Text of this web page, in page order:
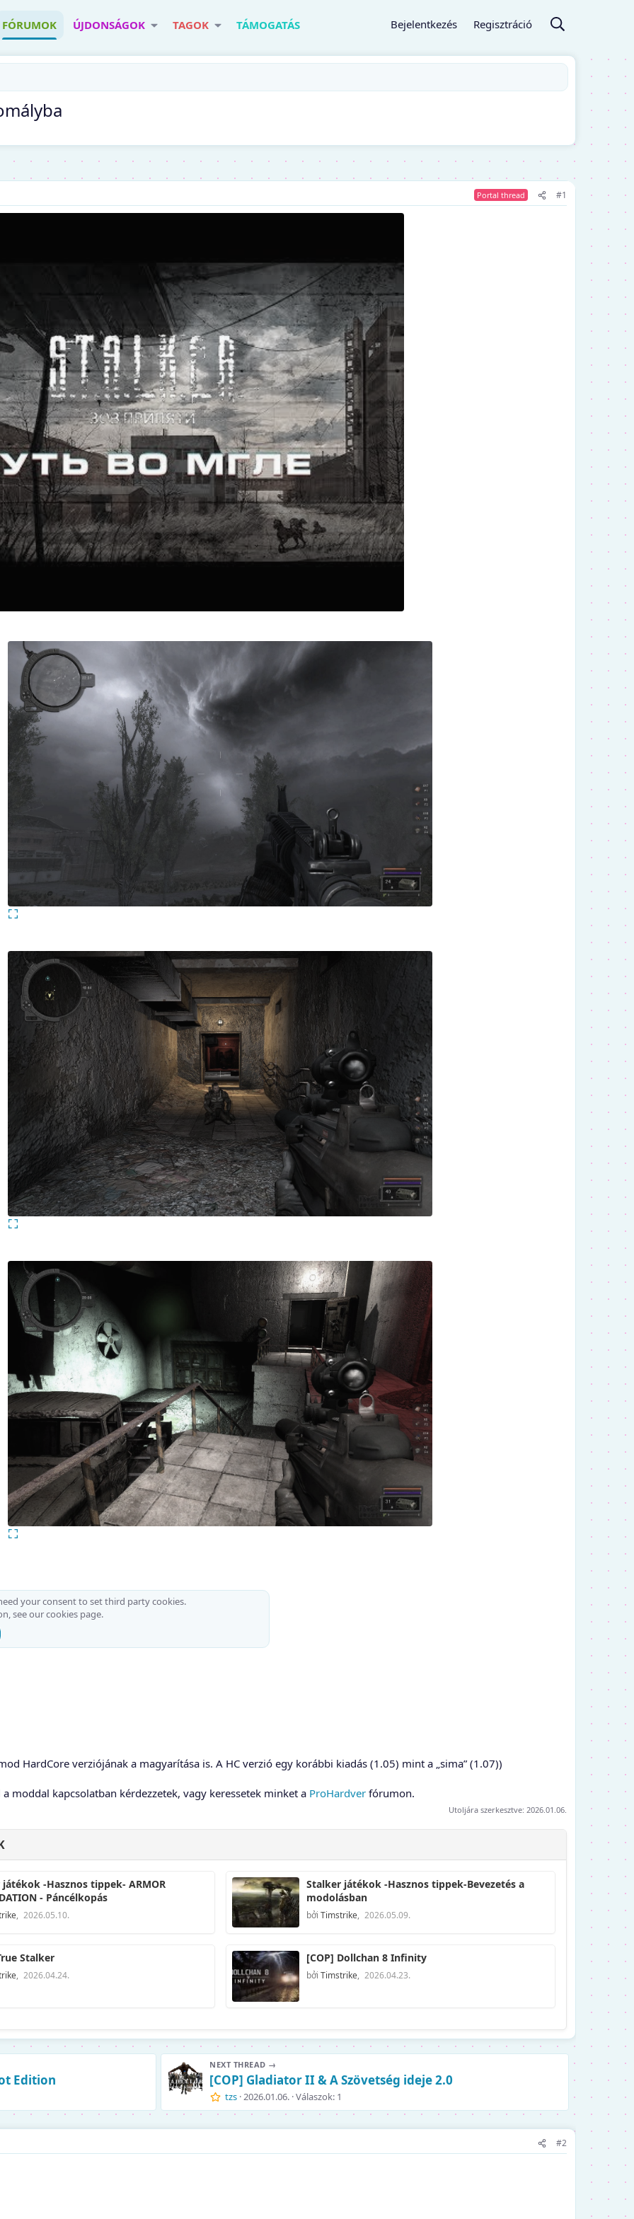
FÓRUMOK ÚJDONSÁGOK TAGOK TÁMOGATÁS Bejelentkezés Regisztráció
Portal thread #1
your consent to set third party cookies.
see ourcookies page.
HardCore verziójának a magyarítása is. A HC verzió egy korábbi kiadás (1.05) mint a „sima” (1.07))
moddal kapcsolatban kérdezzetek, vagy keressetek minket a ProHardver fórumon.
Utoljára szerkesztve: 2026.01.06.
-Hasznos tippek- ARMOR
- Páncélkopás
, 2026.05.10.
Stalker játékok -Hasznos tippek-Bevezetés a
modolásban
bởi Timstrike, 2026.05.09.
Stalker
, 2026.04.24.
[COP] Dollchan 8 Infinity
bởi Timstrike, 2026.04.23.
Edition
NEXT THREAD →
[COP] Gladiator II & A Szövetség ideje 2.0
tzs 2026.01.06. Válaszok: 1
#2